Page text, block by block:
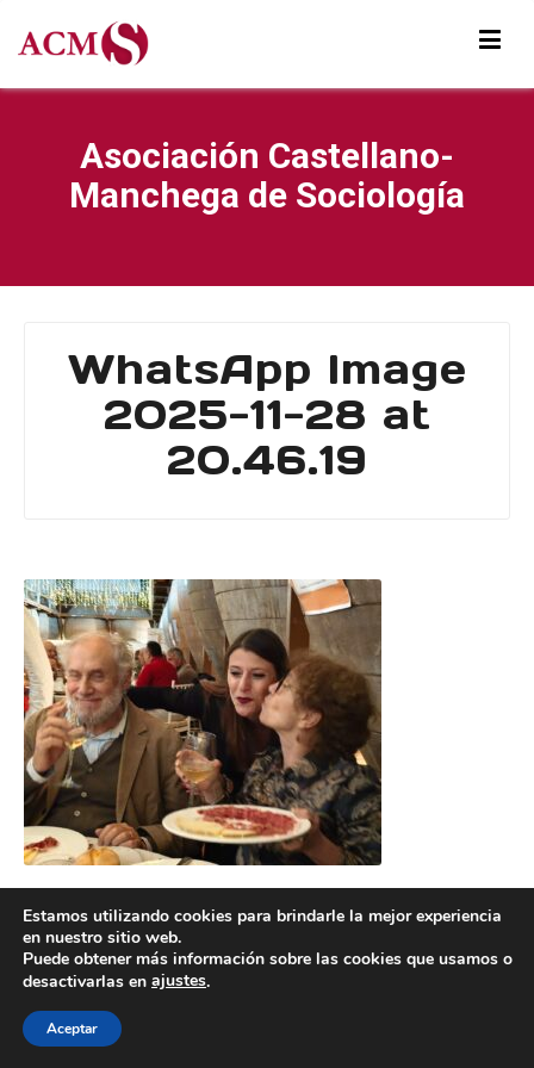
Asociación Castellano-
Manchega de Sociología
WhatsApp Image
2025-11-28 at
20.46.19
POLÍTICA DE COOKIES POLÍTICA DE PRIVACIDAD
© 2026 ACMS.
Estamos utilizando cookies para brindarle la mejor experiencia
en nuestro sitio web.
Puede obtener más información sobre las cookies que usamos o
desactivarlas en ajustes.
Aceptar